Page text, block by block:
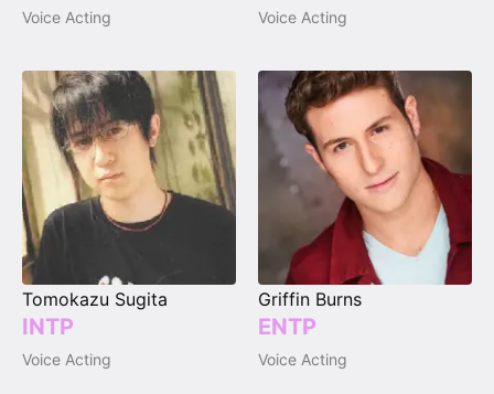
Voice Acting Voice Acting
Tomokazu Sugita
INTP
Voice Acting
Griffin Burns
ENTP
Voice Acting